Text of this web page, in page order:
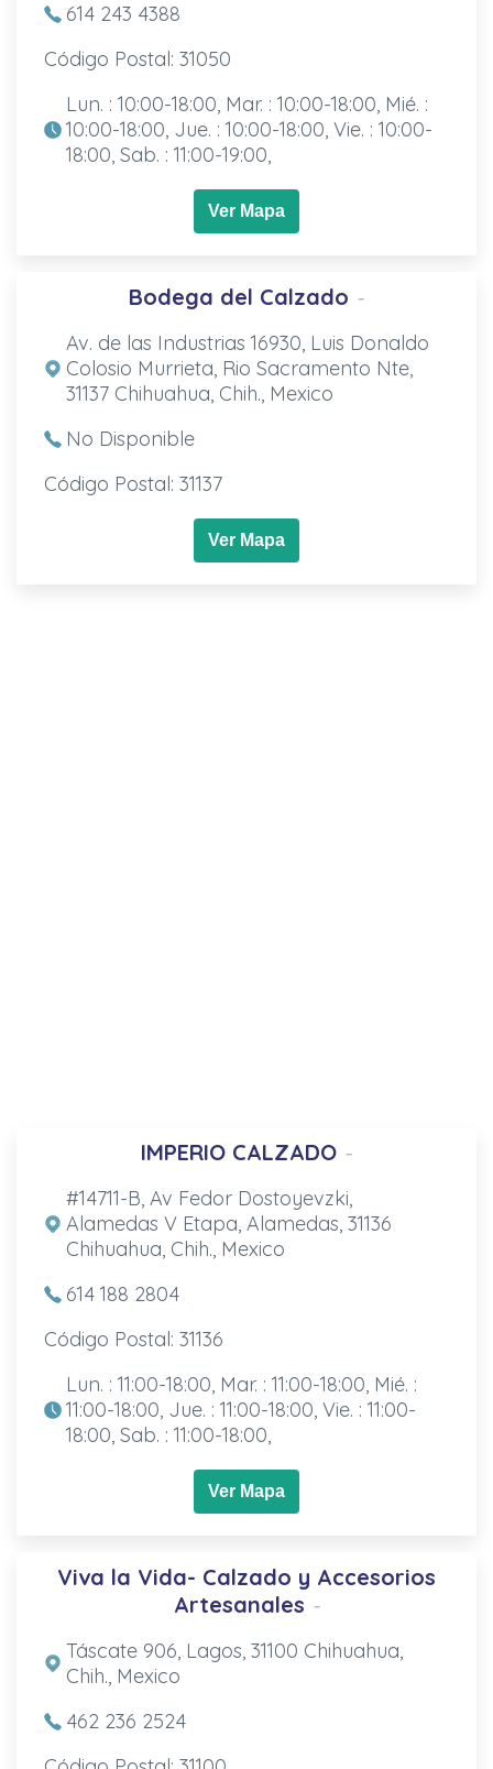
614 243 4388
Código Postal: 31050
Lun. : 10:00-18:00, Mar. : 10:00-18:00, Mié. :
10:00-18:00, Jue. : 10:00-18:00, Vie. : 10:00-
18:00, Sab. : 11:00-19:00,
Ver Mapa
Bodega del Calzado -
Av. de las Industrias 16930, Luis Donaldo
Colosio Murrieta, Rio Sacramento Nte,
31137 Chihuahua, Chih., Mexico
No Disponible
Código Postal: 31137
Ver Mapa
IMPERIO CALZADO -
#14711-B, Av Fedor Dostoyevzki,
Alamedas V Etapa, Alamedas, 31136
Chihuahua, Chih., Mexico
614 188 2804
Código Postal: 31136
Lun. : 11:00-18:00, Mar. : 11:00-18:00, Mié. :
11:00-18:00, Jue. : 11:00-18:00, Vie. : 11:00-
18:00, Sab. : 11:00-18:00,
Ver Mapa
Viva la Vida- Calzado y Accesorios
Artesanales -
Táscate 906, Lagos, 31100 Chihuahua,
Chih., Mexico
462 236 2524